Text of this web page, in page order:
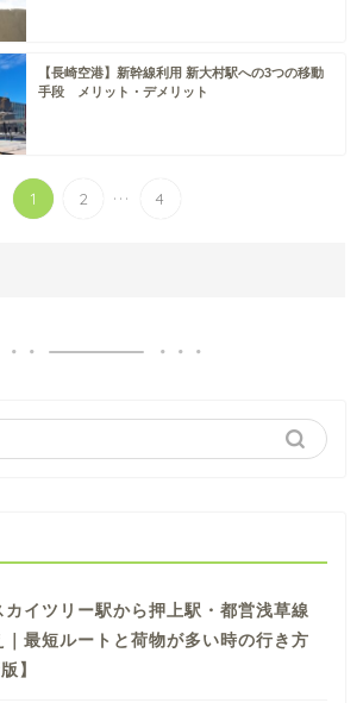
【長崎空港】新幹線利用 新大村駅への3つの移動
手段 メリット・デメリット
1 2 ... 4
カイツリー駅から押上駅・都営浅草線
｜最短ルートと荷物が多い時の行き方
】